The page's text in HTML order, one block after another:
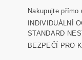
Nakupujte přímo
INDIVIDUÁLNÍ
STANDARD
BEZPEČÍ PRO